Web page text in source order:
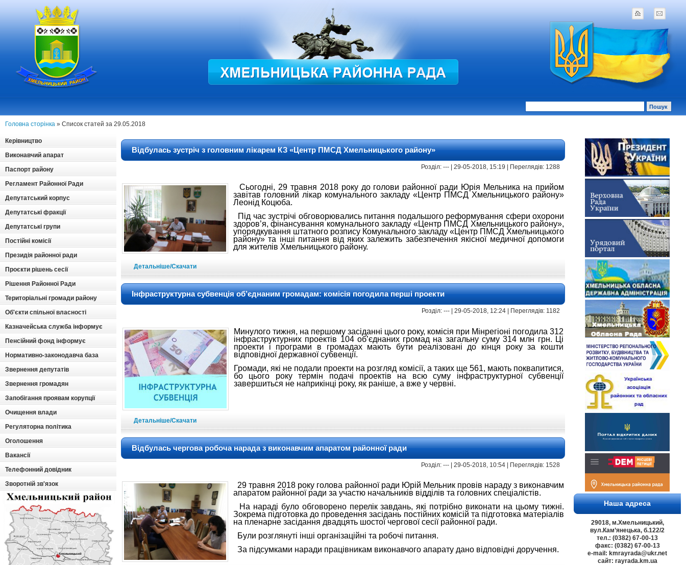
Головна сторінка » Список статей за 29.05.2018
Керівництво
Виконавчий апарат
Паспорт району
Регламент Районної Ради
Депутатський корпус
Депутатські фракції
Депутатські групи
Постійні комісії
Президія районної ради
Проєкти рішень сесії
Рішення Районної Ради
Територіальні громади району
Об'єкти спільної власності
Казначейська служба інформує
Пенсійний фонд інформує
Нормативно-законодавча база
Звернення депутатів
Звернення громадян
Запобігання проявам корупції
Очищення влади
Регуляторна політика
Оголошення
Вакансії
Телефонний довідник
Зворотній зв'язок
Наша адреса
29018, м.Хмельницький,
вул.Кам’янецька, б.122/2
тел.: (0382) 67-00-13
факс: (0382) 67-00-13
e-mail: kmrayrada@ukr.net
сайт: rayrada.km.ua
Відбулась зустріч з головним лікарем КЗ «Центр ПМСД Хмельницького району»
Розділ: --- | 29-05-2018, 15:19 | Переглядів: 1288
Сьогодні, 29 травня 2018 року до голови районної ради Юрія Мельника на прийом
завітав головний лікар комунального закладу «Центр ПМСД Хмельницького району»
Леонід Коцюба.
Під час зустрічі обговорювались питання подальшого реформування сфери охорони
здоров’я, фінансування комунального закладу «Центр ПМСД Хмельницького району»,
упорядкування штатного розпису Комунального закладу «Центр ПМСД Хмельницького
району» та інші питання від яких залежить забезпечення якісної медичної допомоги
для жителів Хмельницького району.
Детальніше/Скачати
Інфраструктурна субвенція об’єднаним громадам: комісія погодила перші проекти
Розділ: --- | 29-05-2018, 12:24 | Переглядів: 1182
Минулого тижня, на першому засіданні цього року, комісія при Мінрегіоні погодила 312
інфраструктурних проектів 104 об’єднаних громад на загальну суму 314 млн грн. Ці
проекти і програми в громадах мають бути реалізовані до кінця року за кошти
відповідної державної субвенції.
Громади, які не подали проекти на розгляд комісії, а таких ще 561, мають поквапитися,
бо цього року термін подачі проектів на всю суму інфраструктурної субвенції
завершиться не наприкінці року, як раніше, а вже у червні.
Детальніше/Скачати
Відбулась чергова робоча нарада з виконавчим апаратом районної ради
Розділ: --- | 29-05-2018, 10:54 | Переглядів: 1528
29 травня 2018 року голова районної ради Юрій Мельник провів нараду з виконавчим
апаратом районної ради за участю начальників відділів та головних спеціалістів.
На нараді було обговорено перелік завдань, які потрібно виконати на цьому тижні.
Зокрема підготовка до проведення засідань постійних комісій та підготовка матеріалів
на пленарне засідання двадцять шостої чергової сесії районної ради.
Були розглянуті інші організаційні та робочі питання.
За підсумками наради працівникам виконавчого апарату дано відповідні доручення.